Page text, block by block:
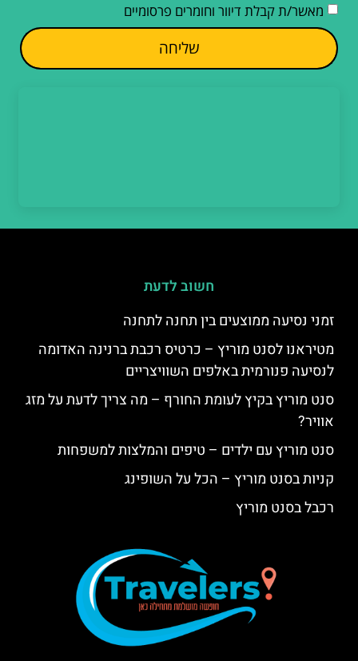
מאשר/ת קבלת דיוור וחומרים פרסומיים
שליחה
חשוב לדעת
זמני נסיעה ממוצעים בין תחנה לתחנה
מטיראנו לסנט מוריץ – כרטיס רכבת ברנינה האדומה
לנסיעה פנורמית באלפים השוויצריים
סנט מוריץ בקיץ לעומת החורף – מה צריך לדעת על מזג
אוויר?
סנט מוריץ עם ילדים – טיפים והמלצות למשפחות
קניות בסנט מוריץ – הכל על השופינג
רכבל בסנט מוריץ